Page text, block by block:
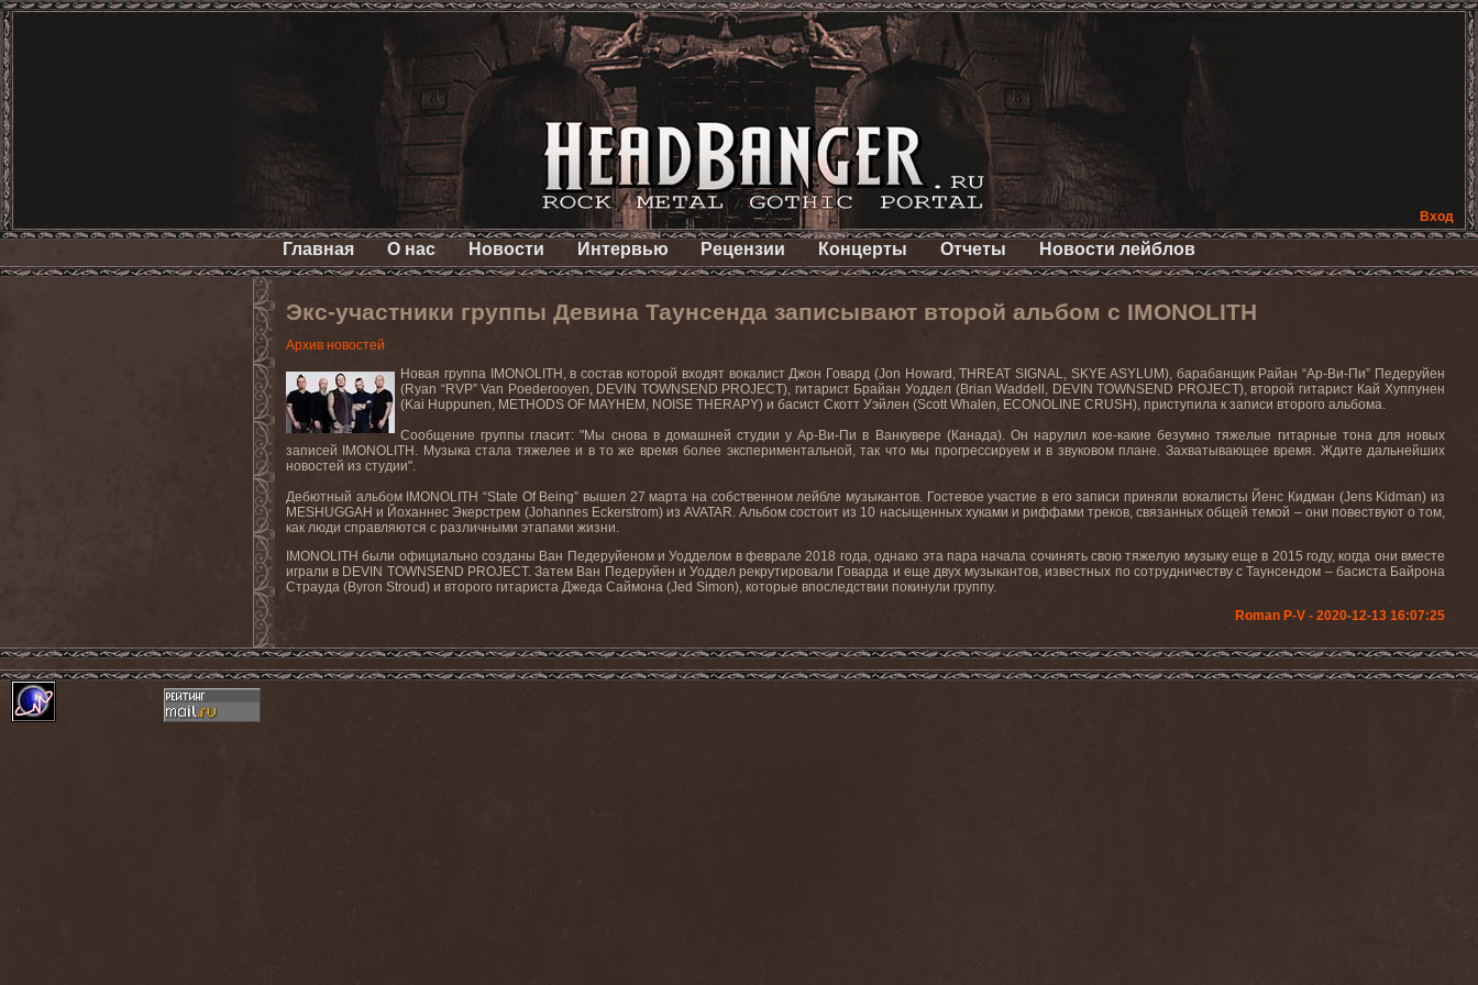
Вход
Главная О нас Новости Интервью Рецензии Концерты Отчеты Новости лейблов
Экс-участники группы Девина Таунсенда записывают второй альбом с IMONOLITH
Архив новостей
Новая группа IMONOLITH, в состав которой входят вокалист Джон Говард (Jon Howard, THREAT SIGNAL, SKYE ASYLUM), барабанщик Райан “Ар-Ви-Пи” Педеруйен
(Ryan “RVP” Van Poederooyen, DEVIN TOWNSEND PROJECT), гитарист Брайан Уоддел (Brian Waddell, DEVIN TOWNSEND PROJECT), второй гитарист Кай Хуппунен
(Kai Huppunen, METHODS OF MAYHEM, NOISE THERAPY) и басист Скотт Уэйлен (Scott Whalen, ECONOLINE CRUSH), приступила к записи второго альбома.
Сообщение группы гласит: "Мы снова в домашней студии у Ар-Ви-Пи в Ванкувере (Канада). Он нарулил кое-какие безумно тяжелые гитарные тона для новых
записей IMONOLITH. Музыка стала тяжелее и в то же время более экспериментальной, так что мы прогрессируем и в звуковом плане. Захватывающее время. Ждите дальнейших
новостей из студии".
Дебютный альбом IMONOLITH “State Of Being” вышел 27 марта на собственном лейбле музыкантов. Гостевое участие в его записи приняли вокалисты Йенс Кидман (Jens Kidman) из
MESHUGGAH и Йоханнес Экерстрем (Johannes Eckerstrom) из AVATAR. Альбом состоит из 10 насыщенных хуками и риффами треков, связанных общей темой – они повествуют о том,
как люди справляются с различными этапами жизни.
IMONOLITH были официально созданы Ван Педеруйеном и Уодделом в феврале 2018 года, однако эта пара начала сочинять свою тяжелую музыку еще в 2015 году, когда они вместе
играли в DEVIN TOWNSEND PROJECT. Затем Ван Педеруйен и Уоддел рекрутировали Говарда и еще двух музыкантов, известных по сотрудничеству с Таунсендом – басиста Байрона
Страуда (Byron Stroud) и второго гитариста Джеда Саймона (Jed Simon), которые впоследствии покинули группу.
Roman P-V - 2020-12-13 16:07:25